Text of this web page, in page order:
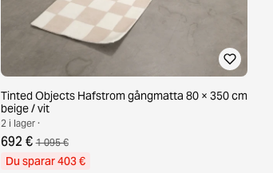
Tinted Objects Hafstrom gångmatta 80 × 350 cm
beige / vit
2 i lager ·
692 € 1 095 €
Du sparar 403 €